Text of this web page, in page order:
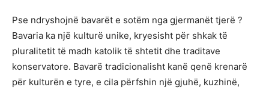
Pse ndryshojnë bavarët e sotëm nga gjermanët tjerë ?
Bavaria ka një kulturë unike, kryesisht për shkak të
pluralitetit të madh katolik të shtetit dhe traditave
konservatore. Bavarë tradicionalisht kanë qenë krenarë
për kulturën e tyre, e cila përfshin një gjuhë, kuzhinë,